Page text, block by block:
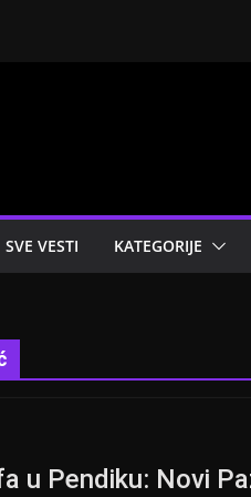
SVE VESTI KATEGORIJE
u Pendiku: Novi